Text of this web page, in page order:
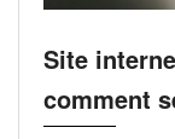
Site
comment